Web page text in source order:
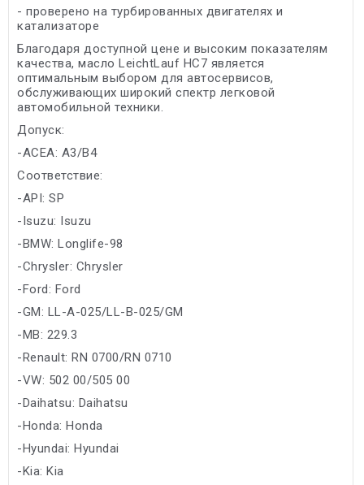
- проверено на турбированных двигателях и
катализаторе
Благодаря доступной цене и высоким показателям
качества, масло LeichtLauf HC7 является
оптимальным выбором для автосервисов,
обслуживающих широкий спектр легковой
автомобильной техники.
Допуск:
-ACEA: A3/B4
Соответствие:
-API: SP
-Isuzu: Isuzu
-BMW: Longlife-98
-Chrysler: Chrysler
-Ford: Ford
-GM: LL-A-025/LL-B-025/GM
-MB: 229.3
-Renault: RN 0700/RN 0710
-VW: 502 00/505 00
-Daihatsu: Daihatsu
-Honda: Honda
-Hyundai: Hyundai
-Kia: Kia